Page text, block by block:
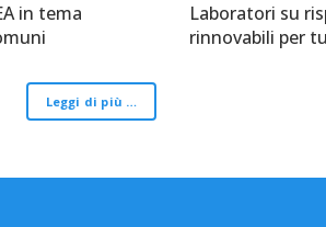
in tema
Leggi di più …
Laboratori su
rinnovabili per